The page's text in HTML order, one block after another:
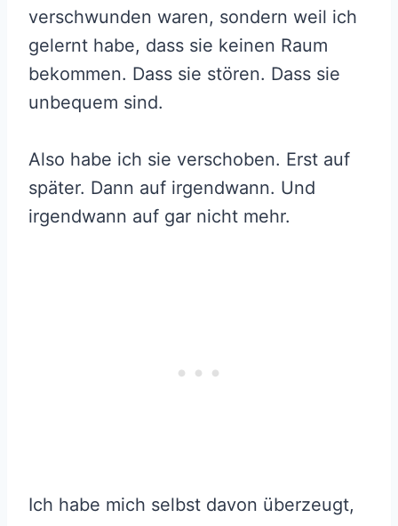
verschwunden waren, sondern weil ich
gelernt habe, dass sie keinen Raum
bekommen. Dass sie stören. Dass sie
unbequem sind.
Also habe ich sie verschoben. Erst auf
später. Dann auf irgendwann. Und
irgendwann auf gar nicht mehr.
Ich habe mich selbst davon überzeugt,